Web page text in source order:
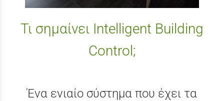
Τι σημαίνει Intelligent Building
Control;
Ένα ενιαίο σύστημα που έχει τα